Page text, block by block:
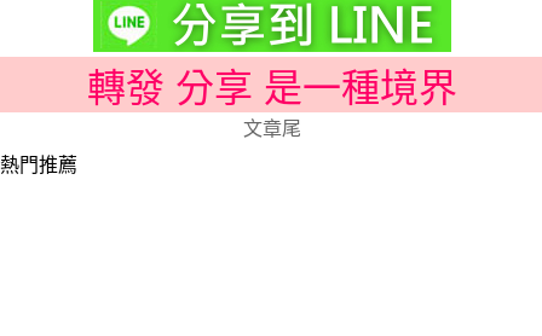
轉發 分享 是一種境界
文章尾
熱門推薦